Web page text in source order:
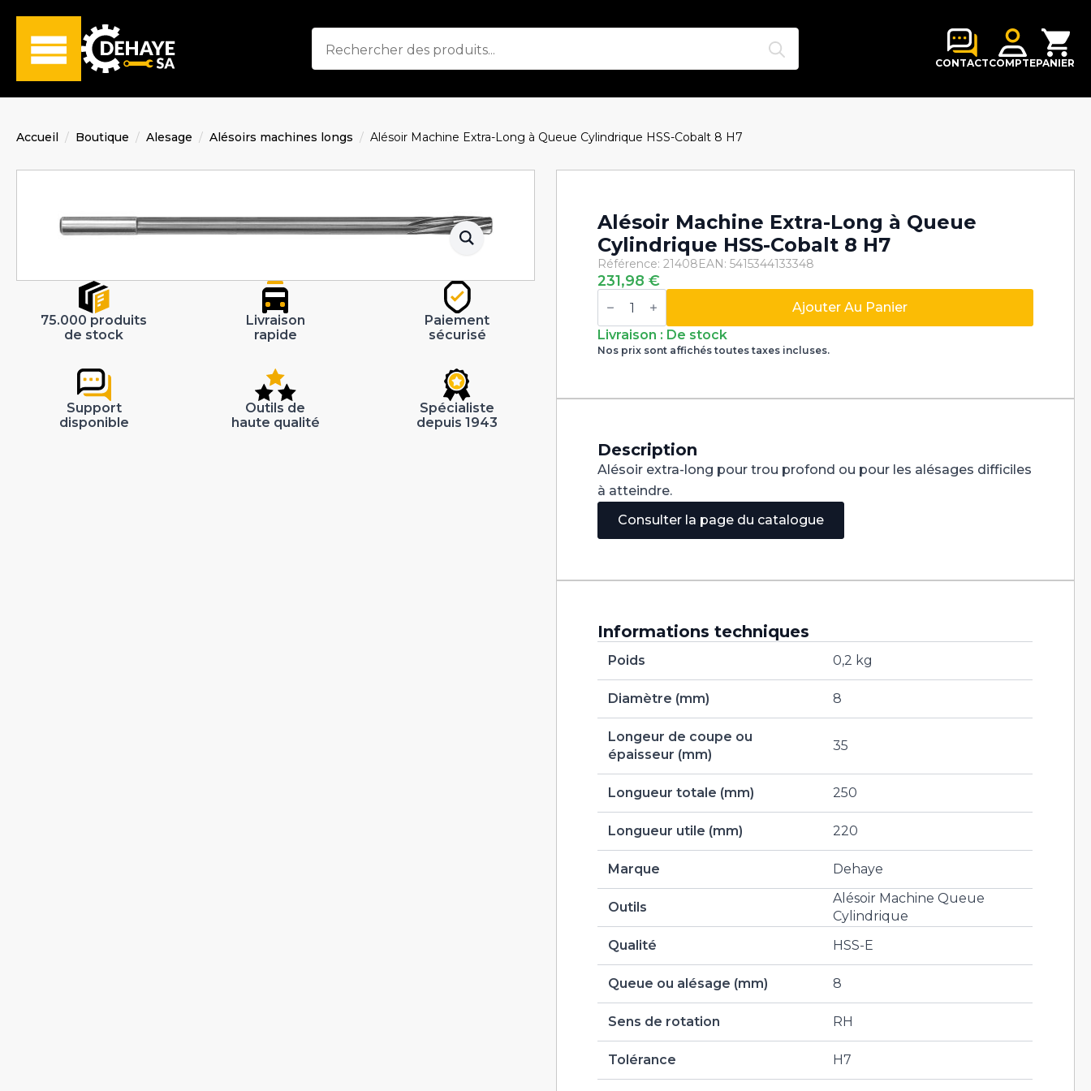
CONTACTCOMPTEPANIER
Accueil Boutique Alesage Alésoirs machines longs Alésoir Machine Extra-Long à Queue Cylindrique HSS-Cobalt 8 H7
75.000 produits
de stock
Livraison
rapide
Paiement
sécurisé
Support
disponible
Outils de
haute qualité
Spécialiste
depuis 1943
Alésoir Machine Extra-Long à Queue
Cylindrique HSS-Cobalt 8 H7
Référence: 21408EAN: 5415344133348
231,98€
quantité
de
Machine
Extra-
Long
Cylindrique
H7
Ajouter Au Panier
Livraison : De stock
Nos prix sont affichés toutes taxes incluses.
Description
Alésoir extra-long pour trou profond ou pour les alésages difficiles
à atteindre.
Consulter la page du catalogue
Informations techniques
Poids 0,2 kg
Diamètre (mm) 8
Longeur de coupe ou
épaisseur (mm)
35
Longueur totale (mm) 250
Longueur utile (mm) 220
Marque Dehaye
Outils
Alésoir Machine Queue
Cylindrique
Qualité
HSS-E
Queue ou alésage (mm) 8
Sens de rotation RH
Tolérance H7